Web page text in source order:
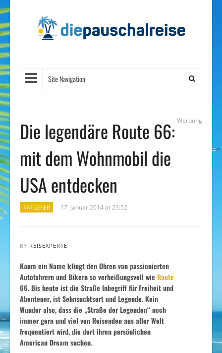
Site Navigation
Die legendäre Route 66:
mit dem Wohnmobil die
USA entdecken
Werbung
RATGEBER 17. Januar 2014 at 23:52
BY REISEXPERTE
Kaum ein Name klingt den Ohren von passionierten
Autofahrern und Bikern so verheißungsvoll wie Route
66. Bis heute ist die Straße Inbegriff für Freiheit und
Abenteuer, ist Sehnsuchtsort und Legende. Kein
Wunder also, dass die „Straße der Legenden“ noch
immer gern und viel von Reisenden aus aller Welt
frequentiert wird, die dort ihren persönlichen
American Dream suchen.